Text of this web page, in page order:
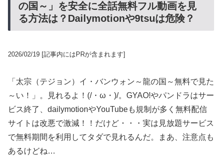
の国～」を安全に全話無料フル動画を見
る方法は？Dailymotionや9tsuは危険？
2026/02/19 [記事内にはPRが含まれます]
「太宗（テジョン）イ・バンウォン～龍の国～無料で見た
～い！」。見れるよ！(/・ω・)/。GYAO!やパンドラはサー
ビス終了、dailymotionやYouTubeも規制が多く無料配信
サイトは改悪で激減！！だけど・・・実は見放題サービス
で無料期間を利用してタダで見れるんだ。まあ、注意点も
あるけどね…